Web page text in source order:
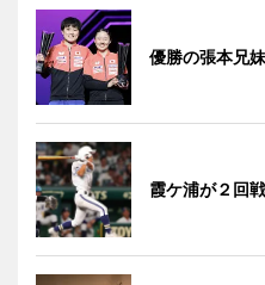
優勝の張本兄
霞ケ浦が２回